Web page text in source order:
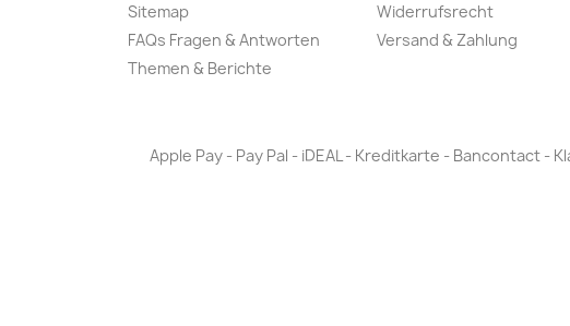
Sitemap
FAQs Fragen & Antworten
Themen & Berichte
Widerrufsrecht
Versand & Zahlung
Apple Pay - Pay Pal - iDEAL - Kreditkarte - Bancontact